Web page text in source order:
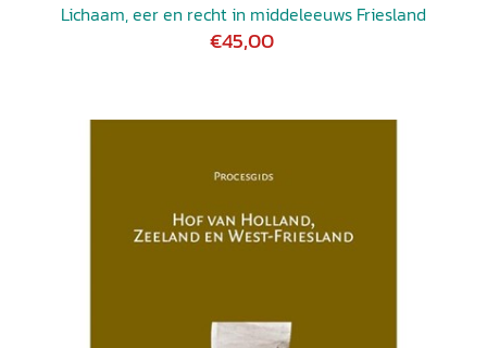
Lichaam, eer en recht in middeleeuws Friesland
€45,00